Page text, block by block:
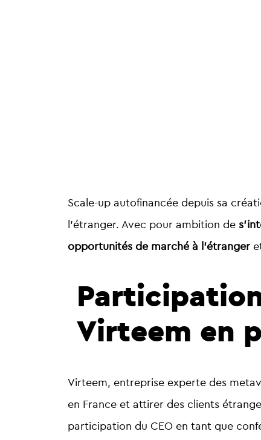
Scale-up autofinancée depuis sa
l’étranger. Avec pour ambition de
opportunités de marché à l’étranger
Virteem en
Virteem, entreprise experte des
en France et attirer des clients
participation du CEO en tant que